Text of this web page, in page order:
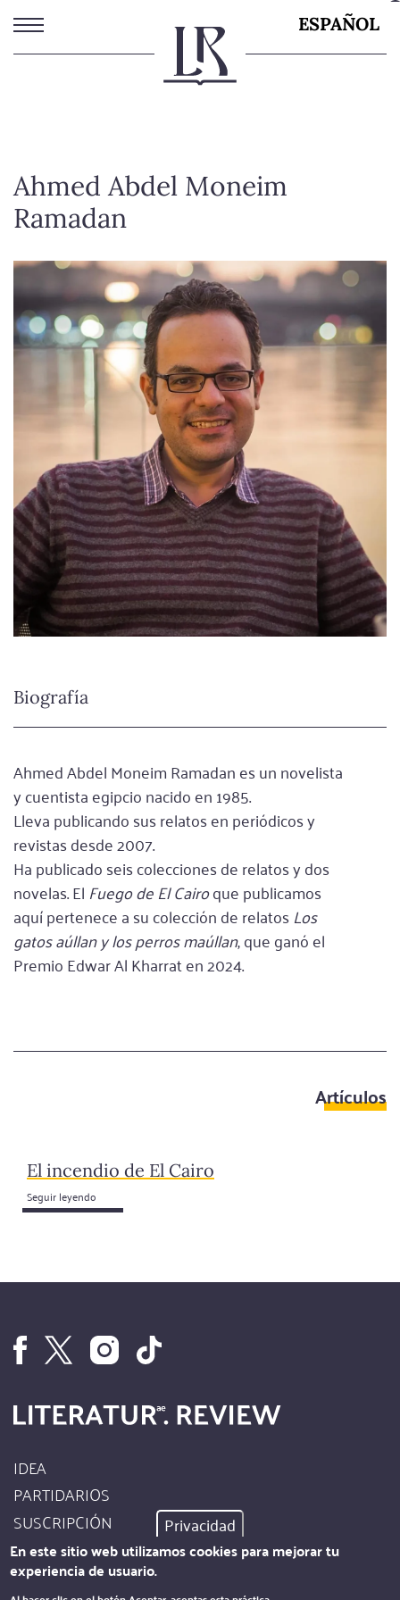
Pasar
contenido
ESPAÑOL
Ahmed Abdel Moneim
Ramadan
Biografía
Ahmed Abdel Moneim Ramadan es un novelista
y cuentista egipcio nacido en 1985.
Lleva publicando sus relatos en periódicos y
revistas desde 2007.
Ha publicado seis colecciones de relatos y dos
novelas. El Fuego de El Cairoque publicamos
aquí pertenece a su colección de relatosLos
gatos aúllan y los perros maúllan, que ganó el
Premio Edwar Al Kharrat en 2024.
Artículos
El incendio de El Cairo
Seguir leyendo
Footer
Site
Info
IDEA
PARTIDARIOS
SUSCRIPCIÓN
AUTORES
PIE DE IMPRENTA
Privacidad
En este sitio web utilizamos cookies para mejorar tu
experiencia de usuario.